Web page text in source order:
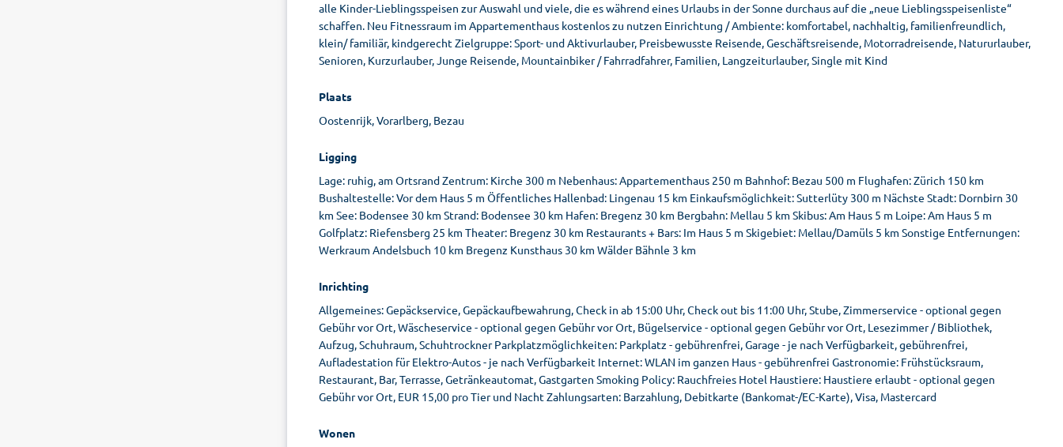
alle Kinder-Lieblingsspeisen zur Auswahl und viele, die es während eines Urlaubs in der Sonne durchaus auf die „neue Lieblingsspeisenliste“
schaffen. Neu Fitnessraum im Appartementhaus kostenlos zu nutzen Einrichtung / Ambiente: komfortabel, nachhaltig, familienfreundlich,
klein/ familiär, kindgerecht Zielgruppe: Sport- und Aktivurlauber, Preisbewusste Reisende, Geschäftsreisende, Motorradreisende, Natururlauber,
Senioren, Kurzurlauber, Junge Reisende, Mountainbiker / Fahrradfahrer, Familien, Langzeiturlauber, Single mit Kind
Plaats
Oostenrijk, Vorarlberg, Bezau
Ligging
Lage: ruhig, am Ortsrand Zentrum: Kirche 300 m Nebenhaus: Appartementhaus 250 m Bahnhof: Bezau 500 m Flughafen: Zürich 150 km
Bushaltestelle: Vor dem Haus 5 m Öffentliches Hallenbad: Lingenau 15 km Einkaufsmöglichkeit: Sutterlüty 300 m Nächste Stadt: Dornbirn 30
km See: Bodensee 30 km Strand: Bodensee 30 km Hafen: Bregenz 30 km Bergbahn: Mellau 5 km Skibus: Am Haus 5 m Loipe: Am Haus 5 m
Golfplatz: Riefensberg 25 km Theater: Bregenz 30 km Restaurants + Bars: Im Haus 5 m Skigebiet: Mellau/Damüls 5 km Sonstige Entfernungen:
Werkraum Andelsbuch 10 km Bregenz Kunsthaus 30 km Wälder Bähnle 3 km
Inrichting
Allgemeines: Gepäckservice, Gepäckaufbewahrung, Check in ab 15:00 Uhr, Check out bis 11:00 Uhr, Stube, Zimmerservice - optional gegen
Gebühr vor Ort, Wäscheservice - optional gegen Gebühr vor Ort, Bügelservice - optional gegen Gebühr vor Ort, Lesezimmer / Bibliothek,
Aufzug, Schuhraum, Schuhtrockner Parkplatzmöglichkeiten: Parkplatz - gebührenfrei, Garage - je nach Verfügbarkeit, gebührenfrei,
Aufladestation für Elektro-Autos - je nach Verfügbarkeit Internet: WLAN im ganzen Haus - gebührenfrei Gastronomie: Frühstücksraum,
Restaurant, Bar, Terrasse, Getränkeautomat, Gastgarten Smoking Policy: Rauchfreies Hotel Haustiere: Haustiere erlaubt - optional gegen
Gebühr vor Ort, EUR 15,00 pro Tier und Nacht Zahlungsarten: Barzahlung, Debitkarte (Bankomat-/EC-Karte), Visa, Mastercard
Wonen